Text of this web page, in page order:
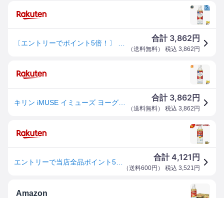
合計 3,862 円
（送料無料） 税込 3,862 円
合計 3,862 円
（送料無料） 税込 3,862 円
合計4,121 円
（送料600円 ） 税込 3,521 円
Amazon